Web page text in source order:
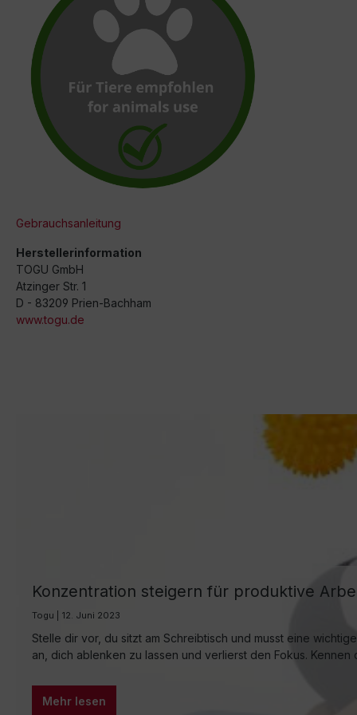
Gebrauchsanleitung
Herstellerinformation
TOGU GmbH
Atzinger Str. 1
D - 83209 Prien-Bachham
www.togu.de
Konzentration steigern für produktive
Togu | 12. Juni 2023
Stelle dir vor, du sitzt am Schreibtisch und musst eine
an, dich ablenken zu lassen und verlierst den Fokus.
Mehr lesen